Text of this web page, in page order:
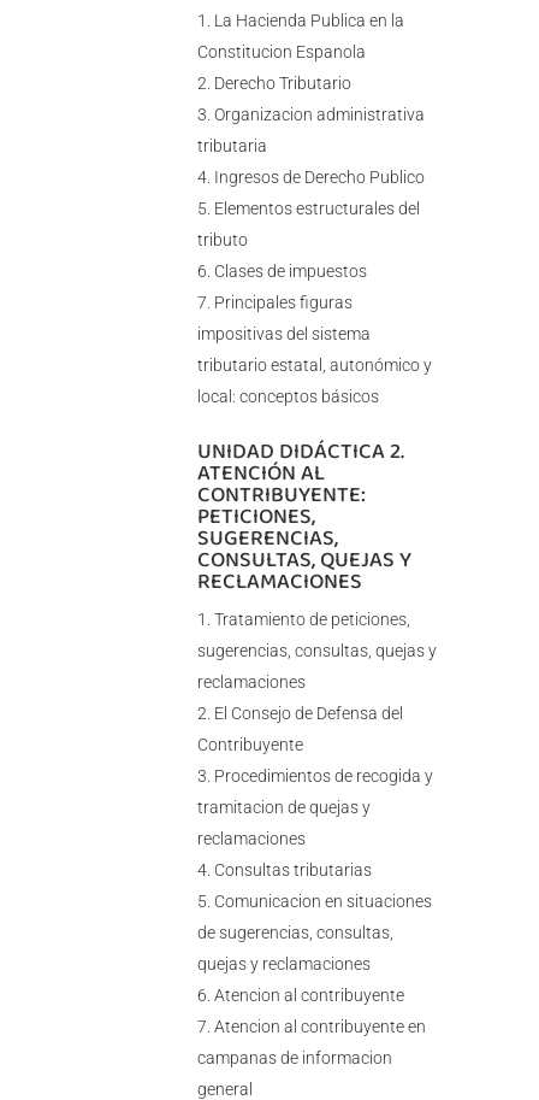
La Hacienda Publica en la
Constitucion Espanola
Derecho Tributario
Organizacion administrativa
tributaria
Ingresos de Derecho Publico
Elementos estructurales del
tributo
Clases de impuestos
Principales figuras
impositivas del sistema
tributario estatal, autonómico y
local: conceptos básicos
UNIDAD DIDÁCTICA 2.
ATENCIÓN AL
CONTRIBUYENTE:
PETICIONES,
SUGERENCIAS,
CONSULTAS, QUEJAS Y
RECLAMACIONES
Tratamiento de peticiones,
sugerencias, consultas, quejas y
reclamaciones
El Consejo de Defensa del
Contribuyente
Procedimientos de recogida y
tramitacion de quejas y
reclamaciones
Consultas tributarias
Comunicacion en situaciones
de sugerencias, consultas,
quejas y reclamaciones
Atencion al contribuyente
Atencion al contribuyente en
campanas de informacion
general